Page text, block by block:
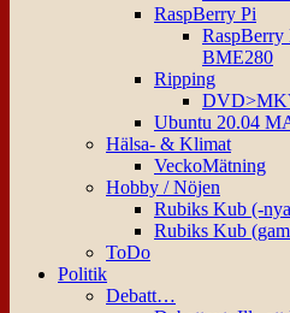
RaspBerry Pi
RaspBerry
BME280
Ripping
Ubuntu 20.04
Hälsa- & Klimat
VeckoMätning
Hobby / Nöjen
Rubiks Kub (-
Rubiks Kub
ToDo
Politik
Debatt…